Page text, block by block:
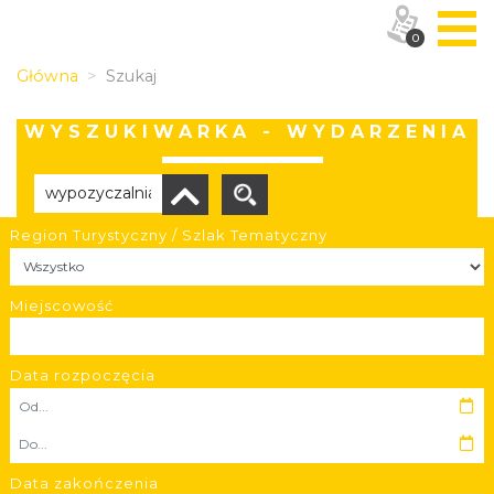
Główna Szukaj
WYSZUKIWARKA - WYDARZENIA
Region Turystyczny / Szlak Tematyczny
Miejscowość
Data rozpoczęcia
Data zakończenia
Brak wyników
TRASY
0